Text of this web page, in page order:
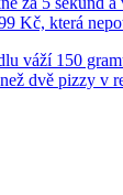
Kč, která
váží 150
dvě pizzy v